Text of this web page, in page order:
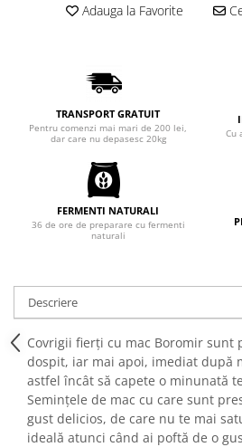
Prajituri cu fructe
Prajituri cafea
Prajituri de Craciun
Foietaje
Turta dulce
Turta dulce cu nuci
Turta dulce de Sibiu
Turta dulce cu miere
Croissant
Croissant Duofino
Croissant cu maia
Adauga la Favorite
TRANSPORT GRATUIT
Pentru comenzi mai mari de 200 lei,
dar care nu depasesc 20kg
Cu
FERMENTI NATURALI
36 de ore de preparare cu fermenti
naturali
Descriere
Covrigii fierți cu mac Boromir
dospit, iar mai apoi, imediat după
astfel încât să capete o minunată
Semințele de mac cu care sunt
gust delicios, de care nu te mai
ideală atunci când ai poftă de o